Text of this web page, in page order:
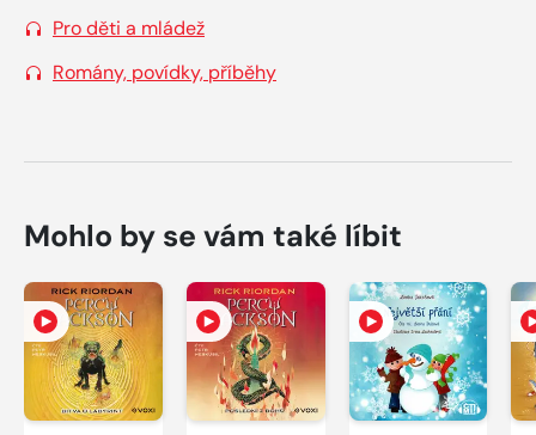
Pro děti a mládež
Romány, povídky, příběhy
Mohlo by se vám také líbit